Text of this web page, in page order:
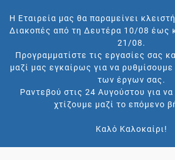
Η Εταιρεία μας θα παραμείνει
Διακοπές από τη Δευτέρα 10/08 έως
21/08.
Προγραμματίστε τις εργασίες σας
μαζί μας εγκαίρως για να
των έργων σας.
Ραντεβού στις 24 Αυγούστου για
χτίζουμε μαζί το επόμενο
Καλό Καλοκαίρι!